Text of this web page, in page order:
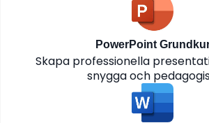
PowerPoint
Skapa professionella
snygga och